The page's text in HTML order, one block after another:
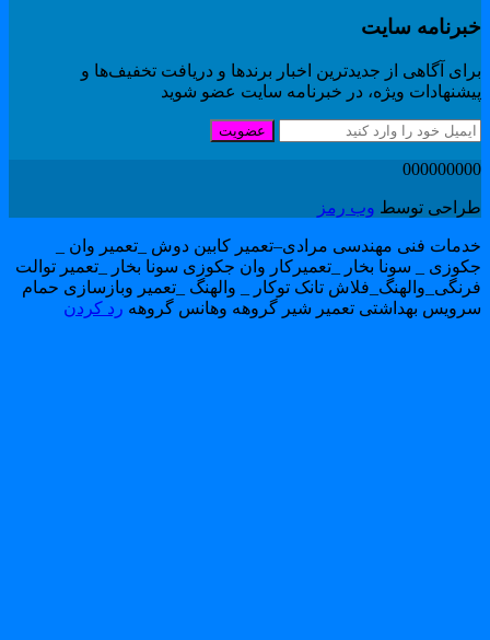
سایت
آگاهی از جدیدترین اخبار برندها و دریافت تخفیف‌ها و
ویژه، در خبرنامه سایت عضو شوید
عضویت
توسطوب رمز
فنی مهندسی مرادی–تعمیر کابین دوش _تعمیر وان _
_ سونا بخار _تعمیرکار وان جکوزی سونا بخار _تعمیر توالت
تانک توکار _ والهنگ _تعمیر وبازسازی حمام
بهداشتی تعمیر شیر گروهه وهانس گروههرد کردن